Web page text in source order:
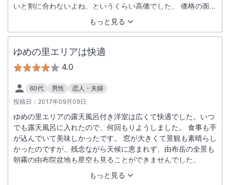
もっと見る
いと割に合わないよね、というくらい高価でした。 価格の面で
ゆめの里エリアは快適
4.0
60代 男性
恋人・夫婦
投稿日： 2017年09月09日
もっと見る
ゆめの里エリアの露天風呂付き洋室は広くて快適でした。いつ
でも露天風呂に入れたので、何回もりようしました。 食事も手
が込んでいて美味しかったです。 窓が大きくて景観も素晴らし
かったのですが、残念ながら天候に恵まれず、由布岳の全景も
朝霧の由布院盆地も星空も見ることができませんでした。